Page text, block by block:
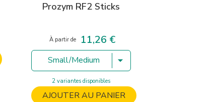
Prozym RF2 Sticks
À partir de Prix
11,26 €
Small/Medium
2 variantes disponibles
AJOUTER AU PANIER